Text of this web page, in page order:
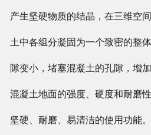
产生坚硬物质的结晶，在三维空
土中各组分凝固为一个致密的整
隙变小，堵塞混凝土的孔隙，增
混凝土地面的强度、硬度和耐磨
坚硬、耐磨、易清洁的使用功能。